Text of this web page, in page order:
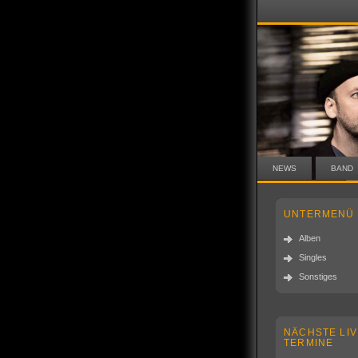
NEWS BAND
UNTERMENÜ
Alben
Singles
Sonstiges
NÄCHSTE
TERMINE